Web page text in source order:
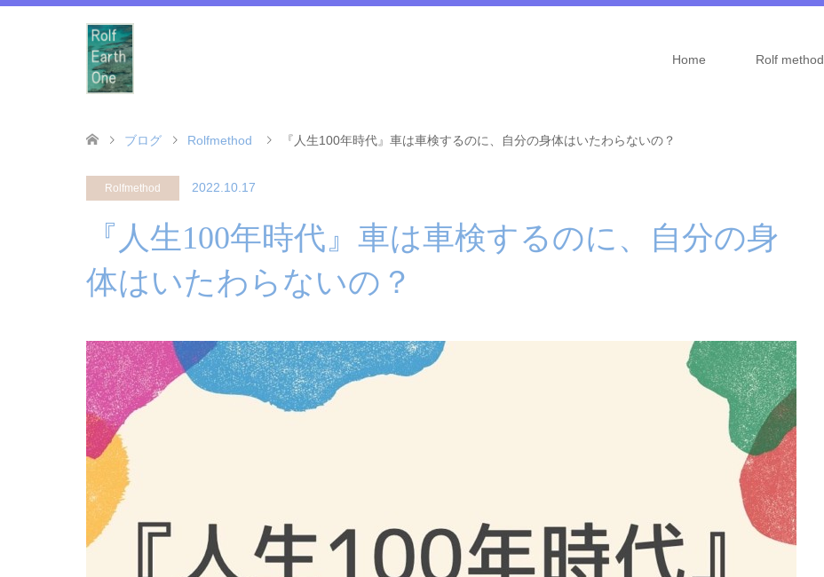
Home Rolf method
ブログ Rolfmethod 『人生100年時代』車は車検するのに、自分の身体はいたわらないの？
Rolfmethod 2022.10.17
『人生100年時代』車は車検するのに、自分の身
体はいたわらないの？